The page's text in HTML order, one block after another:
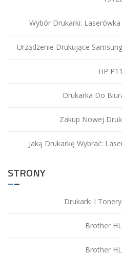
Wybór Drukarki:
Urządzenie Drukujące
HP
Drukarka Do
Zakup Nowej
Jaką Drukarkę Wybrać:
STRONY
Drukarki I
Brother
Brother